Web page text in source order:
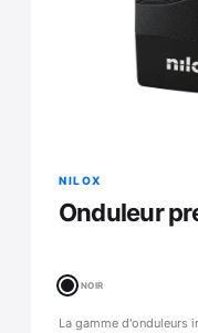
NILOX
Onduleur
NOIR
La gamme d'onduleurs